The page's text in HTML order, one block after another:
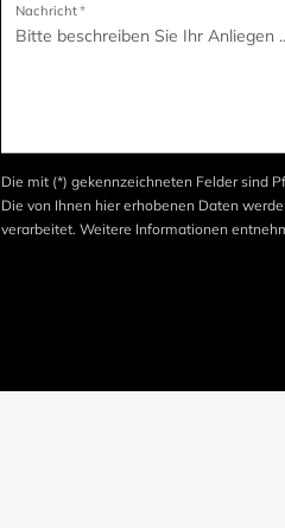
Nachricht*
Die mit (*) gekennzeichneten Felder sind
Die von Ihnen hier erhobenen Daten
verarbeitet. Weitere Informationen